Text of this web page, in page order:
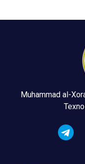
Muhammad al-